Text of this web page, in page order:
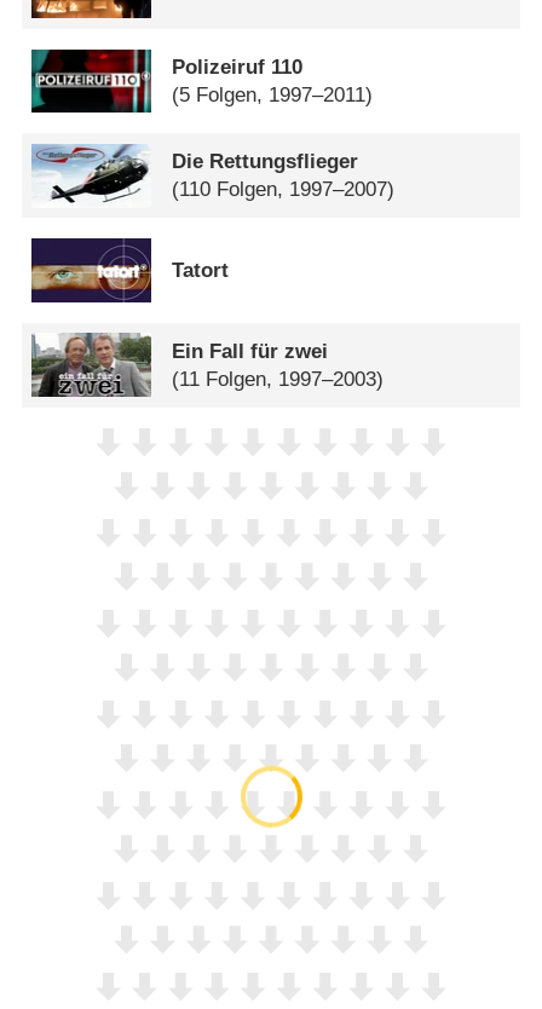
Polizeiruf 110
(5 Folgen, 1997–2011)
Die Rettungsflieger
(110 Folgen, 1997–2007)
Tatort
Ein Fall für zwei
(11 Folgen, 1997–2003)